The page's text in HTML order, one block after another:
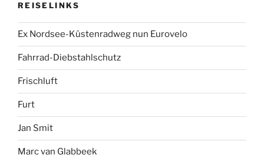
REISELINKS
Ex Nordsee-Küstenradweg nun Eurovelo
Fahrrad-Diebstahlschutz
Frischluft
Furt
Jan Smit
Marc van Glabbeek